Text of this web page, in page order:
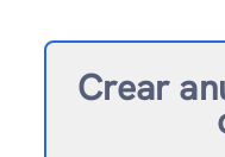
Crear